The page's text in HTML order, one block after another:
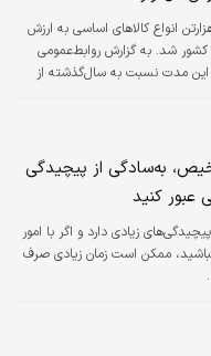
در ۷ماهه امسال ۱۴‌میلیون و ۱۵‌هزار‌تن انواع کالاهای اساسی به ارزش
کشور شد. به گزارش روابط‌عمومی
این مدت نسبت به سال‌گذشته از
به‌سادگی از پیچیدگی
عبور کنید
زیادی دارد و اگر با امور
ممکن است زمان زیادی صرف